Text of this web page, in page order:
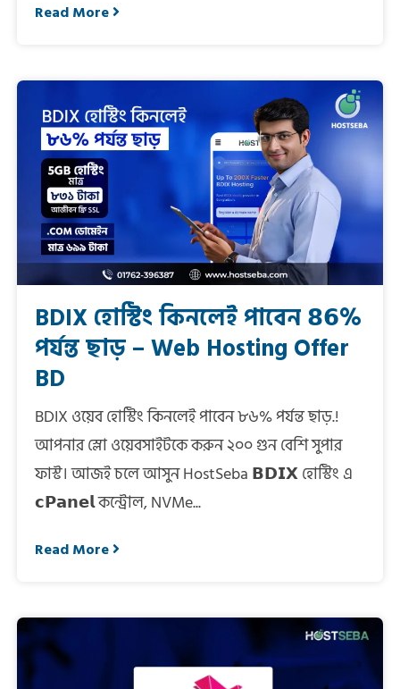
Read More
BDIX হোস্টিং কিনলেই পাবেন 𝟴𝟲%
পর্যন্ত ছাড় – Web Hosting Offer
BD
BDIX ওয়েব হোস্টিং কিনলেই পাবেন ৮৬% পর্যন্ত ছাড়.!
আপনার স্লো ওয়েবসাইটকে করুন ২০০ গুন বেশি সুপার
ফাস্ট। আজই চলে আসুন HostSeba 𝗕𝗗𝗜𝗫 হোস্টিং এ
𝗰𝗣𝗮𝗻𝗲𝗹 কন্ট্রোল, NVMe...
Read More